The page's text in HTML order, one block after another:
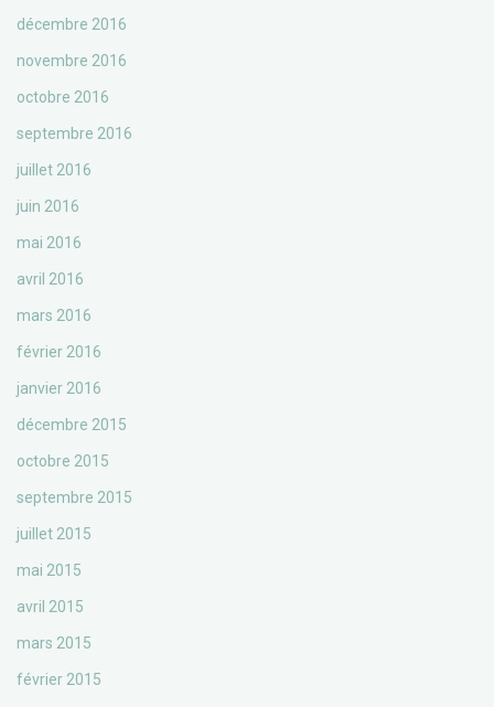
décembre 2016
novembre 2016
octobre 2016
septembre 2016
juillet 2016
juin 2016
mai 2016
avril 2016
mars 2016
février 2016
janvier 2016
décembre 2015
octobre 2015
septembre 2015
juillet 2015
mai 2015
avril 2015
mars 2015
février 2015